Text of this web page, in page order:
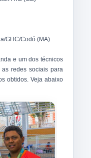
GHC/Codó (MA)
e um dos técnicos
redes sociais para
obtidos. Veja abaixo